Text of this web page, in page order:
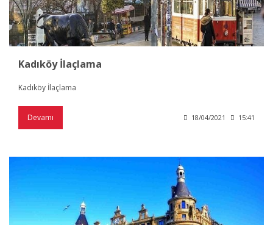
Kadıköy İlaçlama
Kadıköy İlaçlama
Devamı 18/04/2021 15:41